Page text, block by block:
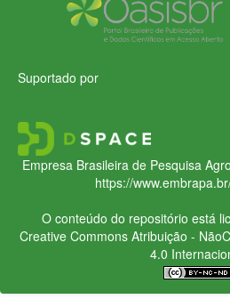
Suportado por
Empresa Brasileira de Pesquisa
https://
O conteúdo do repositório está
Creative CommonsAtribuição -
4.0